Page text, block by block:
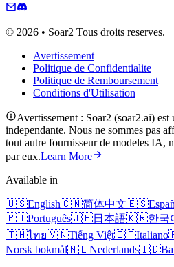
© 2026 • Soar2 Tous droits reserves.
Avertissement
Politique de Confidentialite
Politique de Remboursement
Conditions d'Utilisation
Avertissement : Soar2 (soar2.ai)
independante. Nous ne sommes pas
tout autre fournisseur de modeles IA,
par eux.Learn More
Available in
🇺🇸English🇨🇳简体中文🇪🇸
🇵🇹Português🇯🇵日本語🇰🇷한국
🇹🇭ไทย🇻🇳Tiếng Việt🇮🇹Italiano
Norsk bokmål🇳🇱Nederlands🇮🇩